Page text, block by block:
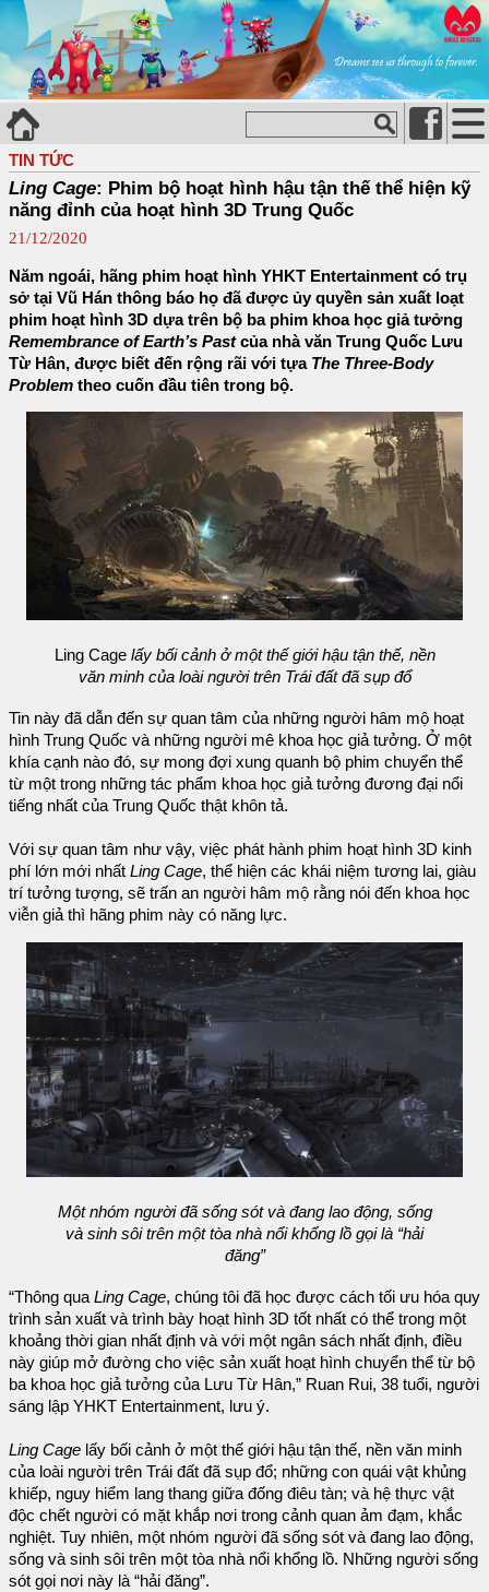
TIN TỨC
Ling Cage: Phim bộ hoạt hình hậu tận thế thể hiện kỹ
năng đỉnh của hoạt hình 3D Trung Quốc
21/12/2020
Năm ngoái, hãng phim hoạt hình YHKT Entertainment có trụ
sở tại Vũ Hán thông báo họ đã được ủy quyền sản xuất loạt
phim hoạt hình 3D dựa trên bộ ba phim khoa học giả tưởng
Remembrance of Earth’s Pastcủa nhà văn Trung Quốc Lưu
Từ Hân, được biết đến rộng rãi với tựa The Three-Body
Problem theo cuốn đầu tiên trong bộ.
Ling Cagelấy bối cảnh ở một thế giới hậu tận thế, nền
văn minh của loài người trên Trái đất đã sụp đổ
Tin này đã dẫn đến sự quan tâm của những người hâm mộ hoạt
hình Trung Quốc và những người mê khoa học giả tưởng. Ở một
khía cạnh nào đó, sự mong đợi xung quanh bộ phim chuyển thể
từ một trong những tác phẩm khoa học giả tưởng đương đại nổi
tiếng nhất của Trung Quốc thật khôn tả.
Với sự quan tâm như vậy, việc phát hành phim hoạt hình 3D kinh
phí lớn mới nhất Ling Cage, thể hiện các khái niệm tương lai, giàu
trí tưởng tượng, sẽ trấn an người hâm mộ rằng nói đến khoa học
viễn giả thì hãng phim này có năng lực.
Một nhóm người đã sống sót và đang lao động, sống
và sinh sôi trên một tòa nhà nổi khổng lồ gọi là “hải
đăng”
“Thông qua Ling Cage, chúng tôi đã học được cách tối ưu hóa quy
trình sản xuất và trình bày hoạt hình 3D tốt nhất có thể trong một
khoảng thời gian nhất định và với một ngân sách nhất định, điều
này giúp mở đường cho việc sản xuất hoạt hình chuyển thể từ bộ
ba khoa học giả tưởng của Lưu Từ Hân,” Ruan Rui, 38 tuổi, người
sáng lập YHKT Entertainment, lưu ý.
Ling Cage lấy bối cảnh ở một thế giới hậu tận thế, nền văn minh
của loài người trên Trái đất đã sụp đổ; những con quái vật khủng
khiếp, nguy hiểm lang thang giữa đống điêu tàn; và hệ thực vật
độc chết người có mặt khắp nơi trong cảnh quan ảm đạm, khắc
nghiệt. Tuy nhiên, một nhóm người đã sống sót và đang lao động,
sống và sinh sôi trên một tòa nhà nổi khổng lồ. Những người sống
sót gọi nơi này là “hải đăng”.